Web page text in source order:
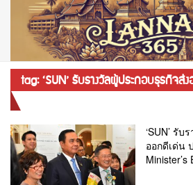
tag: ‘SUN’ รับรางวัลผู้ประกอบธุรกิจส่
‘SUN’ รั
ออกดีเด่น